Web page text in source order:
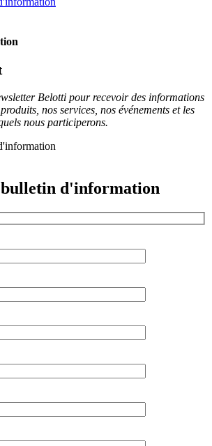
Belotti pour recevoir des informations
nos services, nos événements et les
nous participerons.
d'information